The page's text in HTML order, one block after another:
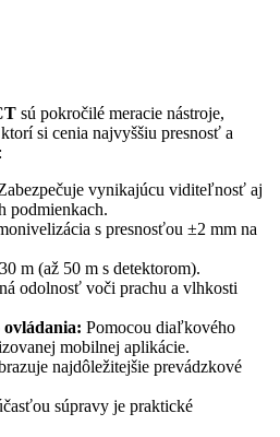
sú pokročilé meracie nástroje,
si cenia najvyššiu presnosť a
vynikajúcu viditeľnosť aj
podmienkach.
s presnosťou ±2 mm na
m (až 50 m s detektorom).
odolnosť voči prachu a vlhkosti
Pomocou diaľkového
mobilnej aplikácie.
najdôležitejšie prevádzkové
súpravy je praktické